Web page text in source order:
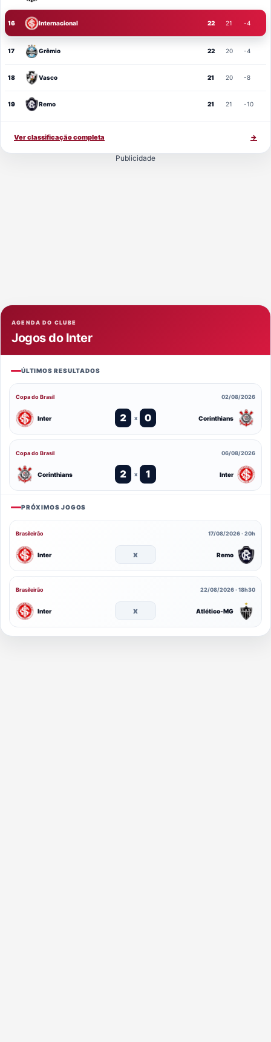
16 Internacional 22 21 -4
17 Grêmio 22 20 -4
18 Vasco 21 20 -8
19 Remo 21 21 -10
Ver classificação completa →
Publicidade
AGENDA DO CLUBE
Jogos do Inter
ÚLTIMOS RESULTADOS
Copa do Brasil 02/08/2026
Inter 2 x 0 Corinthians
Copa do Brasil 06/08/2026
Corinthians 2 x 1 Inter
PRÓXIMOS JOGOS
Brasileirão 17/08/2026 · 20h
Inter x Remo
Brasileirão 22/08/2026 · 18h30
Inter x Atlético-MG